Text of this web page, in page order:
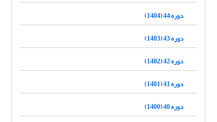
دوره 44 (1404)
دوره 43 (1403)
دوره 42 (1402)
دوره 41 (1401)
دوره 40 (1400)